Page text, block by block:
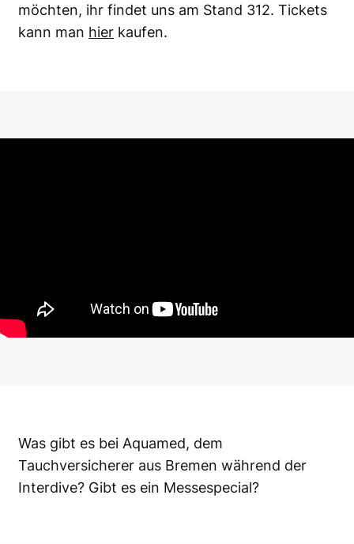
möchten, ihr findet uns am Stand 312. Tickets
kann man hier kaufen.
Was gibt es bei Aquamed, dem
Tauchversicherer aus Bremen während der
Interdive? Gibt es ein Messespecial?